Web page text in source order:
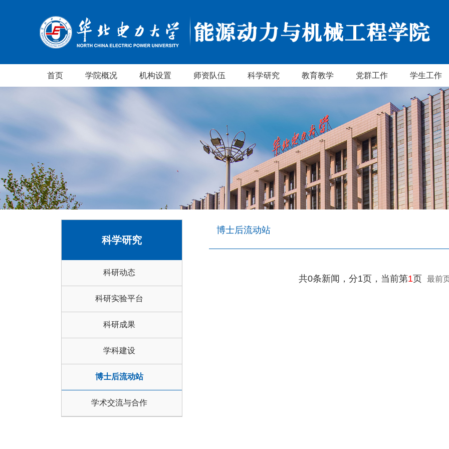
首页 学院概况 机构设置 师资队伍 科学研究 教育教学 党群工作 学生工作
科学研究
科研动态
科研实验平台
科研成果
学科建设
博士后流动站
学术交流与合作
博士后流动站
共0条新闻，分1页，当前第1页 最前